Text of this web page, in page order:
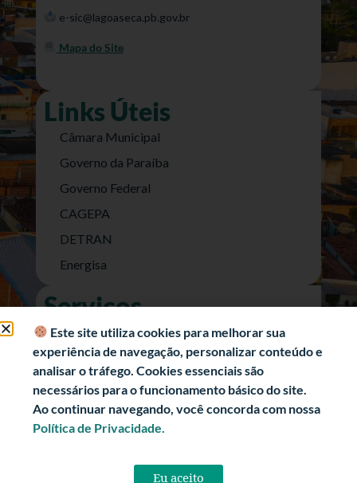
e-sic@lagoaseca.pb.gov.br
Mapa do Site
Links Úteis
Câmara Municipal
Governo da Paraíba
Governo Federal
CAGEPA
DETRAN
Energisa
Serviços
Nota Fiscal Eletrônica
e-SIC (Acesso a Informação)
Transparência Fiscal
História
Informações Turísticas
Este site utiliza cookies para melhorar sua
experiência de navegação, personalizar conteúdo e
analisar o tráfego. Cookies essenciais são
necessários para o funcionamento básico do site.
Ao continuar navegando, você concorda com nossa
Política de Privacidade.